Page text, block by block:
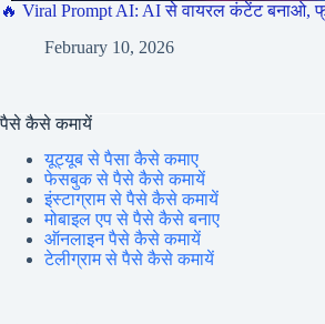
🔥 Viral Prompt AI: AI से वायरल कंटेंट बनाओ,
February 10, 2026
पैसे कैसे कमायें
यूट्यूब से पैसा कैसे कमाए
फेसबुक से पैसे कैसे कमायें
इंस्टाग्राम से पैसे कैसे कमायें
मोबाइल एप से पैसे कैसे बनाए
ऑनलाइन पैसे कैसे कमायें
टेलीग्राम से पैसे कैसे कमायें